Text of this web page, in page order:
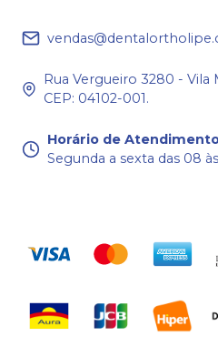
Rua Vergueiro 3280 - Vila
CEP: 04102-001.
Horário de
Segunda a sexta das 08